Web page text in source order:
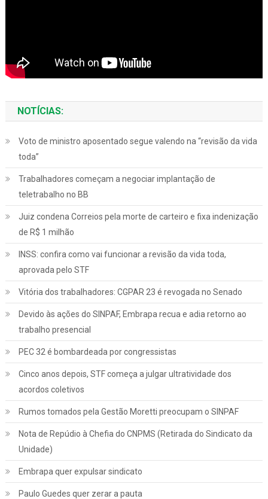
NOTÍCIAS:
Voto de ministro aposentado segue valendo na “revisão da vida
toda”
Trabalhadores começam a negociar implantação de
teletrabalho no BB
Juiz condena Correios pela morte de carteiro e fixa indenização
de R$ 1 milhão
INSS: confira como vai funcionar a revisão da vida toda,
aprovada pelo STF
Vitória dos trabalhadores: CGPAR 23 é revogada no Senado
Devido às ações do SINPAF, Embrapa recua e adia retorno ao
trabalho presencial
PEC 32 é bombardeada por congressistas
Cinco anos depois, STF começa a julgar ultratividade dos
acordos coletivos
Rumos tomados pela Gestão Moretti preocupam o SINPAF
Nota de Repúdio à Chefia do CNPMS (Retirada do Sindicato da
Unidade)
Embrapa quer expulsar sindicato
Paulo Guedes quer zerar a pauta